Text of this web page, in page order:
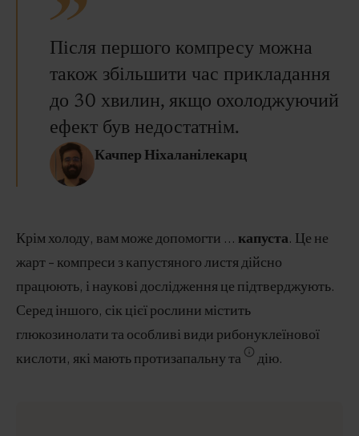
Після першого компресу можна
також збільшити час прикладання
до 30 хвилин, якщо охолоджуючий
ефект був недостатнім.
Качпер Ніхаланілекарц
Крім холоду, вам може допомогти ... капуста. Це не
жарт - компреси з капустяного листя дійсно
працюють, і наукові дослідження це підтверджують.
Серед іншого, сік цієї рослини містить
глюкозинолати та особливі види рибонуклеїнової
кислоти, які мають протизапальну та
дію.